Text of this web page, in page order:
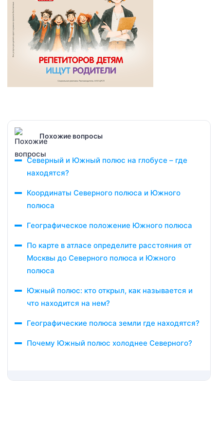
Похожие вопросы
Северный и Южный полюс на глобусе – где
находятся?
Координаты Северного полюса и Южного
полюса
Географическое положение Южного полюса
По карте в атласе определите расстояния от
Москвы до Северного полюса и Южного
полюса
Южный полюс: кто открыл, как называется и
что находится на нем?
Географические полюса земли где находятся?
Почему Южный полюс холоднее Северного?